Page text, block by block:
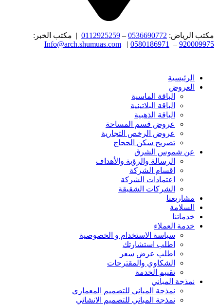
مكتب الرياض: 0536690772
–
0112925259 | مكتب الخبر:
920009975
–
0580186971
|
Info@arch.shumuas.com
الرئيسية
العروض
الباقة الماسية
الباقة البلاتينية
الباقة الذهبية
عروض قسم المساحة
عروض الرخص التجارية
تصريح سكن الحجاج
عن شموس الشرق
الرسالة والرؤية والأهداف
اقسام الشركة
اعتمادات الشركة
الشركات الشقيقة
مشاريعنا
السلامة
خدماتنا
خدمة العملاء
سياسة الاستخدام و الخصوصية
اطلب استشارتك
اطلب عرض سعر
الشكاوي والمقترحات
تقييم الخدمة
نمذجة المباني
نمذجة المباني للتصمیم المعماري
نمذجة المباني للتصمیم الانشائي